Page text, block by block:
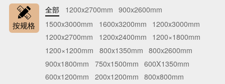
按规格
全部 1200x2700mm
900x2600mm
1500x3000mm
1600x3200mm
1200x3000mm
1200x2700mm
1200x2400mm
1200×1800mm
1200×1200mm
800x1350mm
800x2600mm
900x1800mm
750x1500mm
600X1350mm
600x1200mm
200x1200mm
800x800mm